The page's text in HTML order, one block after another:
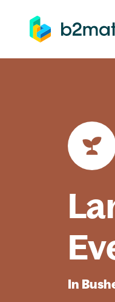
springen
In